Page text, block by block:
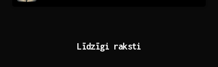
Līdzīgi raksti